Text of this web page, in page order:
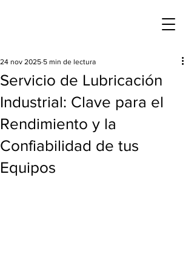
Servicio de Lubricación
Industrial: Clave para el
Rendimiento y la
Confiabilidad de tus
Equipos
24 nov 2025 5 min de lectura